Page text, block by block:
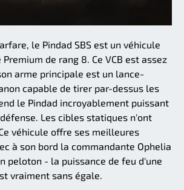
le Pindad SBS est un véhicule
de rang 8. Ce VCB est assez
arme principale est un lance-
capable de tirer par-dessus les
le Pindad incroyablement puissant
Les cibles statiques n'ont
véhicule offre ses meilleures
à son bord la commandante Ophelia
peloton - la puissance de feu d'une
vraiment sans égale.